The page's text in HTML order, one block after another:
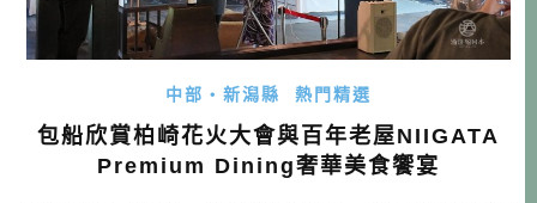
中部・新潟縣 熱門精選
包船欣賞柏崎花火大會與百年老屋NIIGATA
Premium Dining奢華美食饗宴